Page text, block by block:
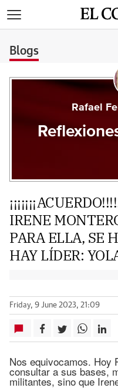
Blogs
Rafael
IRENE
PARA ELLA, SE
HAY LÍDER:
Friday, 9 June 2023, 21:09
Nos equivocamos. Hoy
consultar a sus bases,
militantes, sino que